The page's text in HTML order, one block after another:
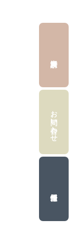
お問い合わせ